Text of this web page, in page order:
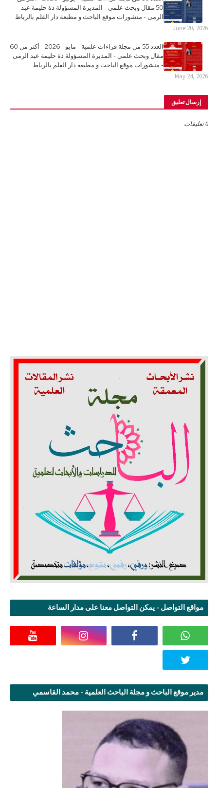
50 مقال وبحث علمي - المديرة المسؤولة ذة حليمة عبد
الرمى - منشورات موقع الباحث و مطبعة دار القلم بالرباط
June 20, 2026
العدد 55 من مجلة قراءات علمية - مايو - 2026 - أكثر من 60
مقال وبحث علمي - المديرة المسؤولة ذة حليمة عبد الرمى
- منشورات موقع الباحث و مطبعة دار القلم بالرباط
May 24, 2026
إرسال تعليق
0 تعليقات
مواقع التواصل - يمكن التواصل معنا على مدار الساعة
مدير موقع الباحث و مجلة الباحث العلمية - محمد القاسمي